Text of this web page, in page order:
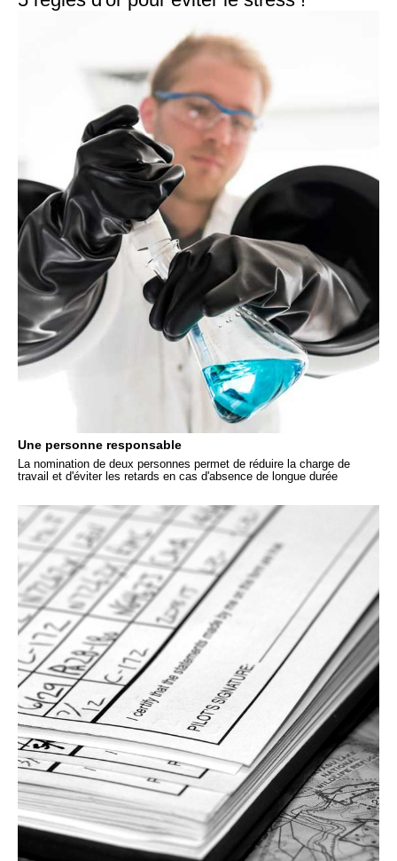
Une personne responsable
La nomination de deux personnes permet de réduire la charge de
travail et d'éviter les retards en cas d'absence de longue durée